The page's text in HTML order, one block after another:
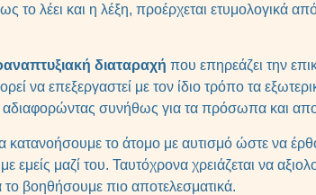
το λέει και η λέξη, προέρχεται ετυμολογικά
διαταραχή που επηρεάζει την
να επεξεργαστεί με τον ίδιο τρόπο τα
αδιαφορώντας συνήθως για τα πρόσωπα και
κατανοήσουμε το άτομο με αυτισμό ώστε να
εμείς μαζί του. Ταυτόχρονα χρειάζεται να
βοηθήσουμε πιο αποτελεσματικά.